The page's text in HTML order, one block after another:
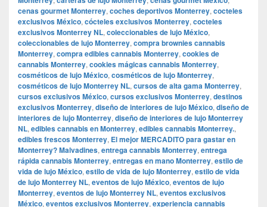
cenas gourmet Monterrey, coches deportivos Monterrey, cocteles
exclusivos México, cócteles exclusivos Monterrey, cocteles
exclusivos Monterrey NL, coleccionables de lujo México,
coleccionables de lujo Monterrey, compra brownies cannabis
Monterrey, compra edibles cannabis Monterrey, cookies de
cannabis Monterrey, cookies mágicas cannabis Monterrey,
cosméticos de lujo México, cosméticos de lujo Monterrey,
cosméticos de lujo Monterrey NL, cursos de alta gama Monterrey,
cursos exclusivos México, cursos exclusivos Monterrey, destinos
exclusivos Monterrey, diseño de interiores de lujo México, diseño de
interiores de lujo Monterrey, diseño de interiores de lujo Monterrey
NL, edibles cannabis en Monterrey, edibles cannabis Monterrey.,
edibles frescos Monterrey, El mejor MERCADITO para gastar en
Monterrey? Malvadines, entrega cannabis Monterrey, entrega
rápida cannabis Monterrey, entregas en mano Monterrey, estilo de
vida de lujo México, estilo de vida de lujo Monterrey, estilo de vida
de lujo Monterrey NL, eventos de lujo México, eventos de lujo
Monterrey, eventos de lujo Monterrey NL, eventos exclusivos
México, eventos exclusivos Monterrey, experiencia cannabis